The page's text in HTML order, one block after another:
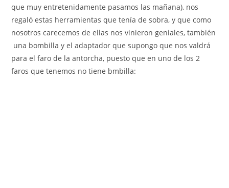
que muy entretenidamente pasamos las mañana), nos
regaló estas herramientas que tenía de sobra, y que como
nosotros carecemos de ellas nos vinieron geniales, también
una bombilla y el adaptador que supongo que nos valdrá
para el faro de la antorcha, puesto que en uno de los 2
faros que tenemos no tiene bmbilla: